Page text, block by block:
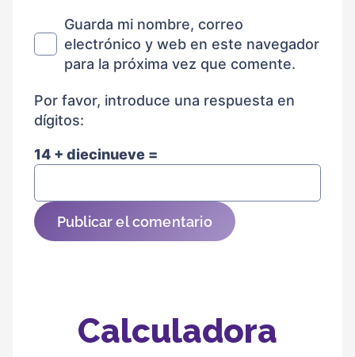
Guarda mi nombre, correo
electrónico y web en este navegador
para la próxima vez que comente.
Por favor, introduce una respuesta en
dígitos:
14 + diecinueve =
Publicar el comentario
Calculadora